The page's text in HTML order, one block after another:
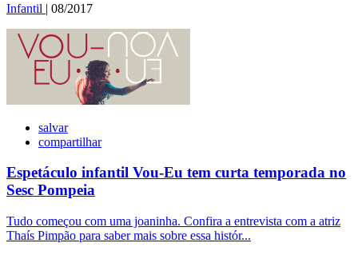
Infantil | 08/2017
salvar
compartilhar
Espetáculo infantil Vou-Eu tem curta temporada no
Sesc Pompeia
Tudo começou com uma joaninha. Confira a entrevista com a atriz
Thaís Pimpão para saber mais sobre essa histór...